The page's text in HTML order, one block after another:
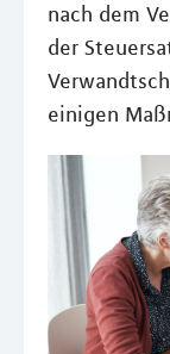
nach dem
der
einigen